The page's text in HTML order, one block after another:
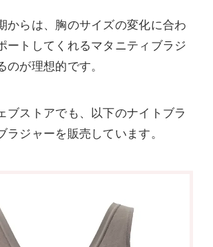
からは、胸のサイズの変化に合わ
ートしてくれるマタニティブラジ
のが理想的です。
ブストアでも、以下のナイトブラ
ラジャーを販売しています。